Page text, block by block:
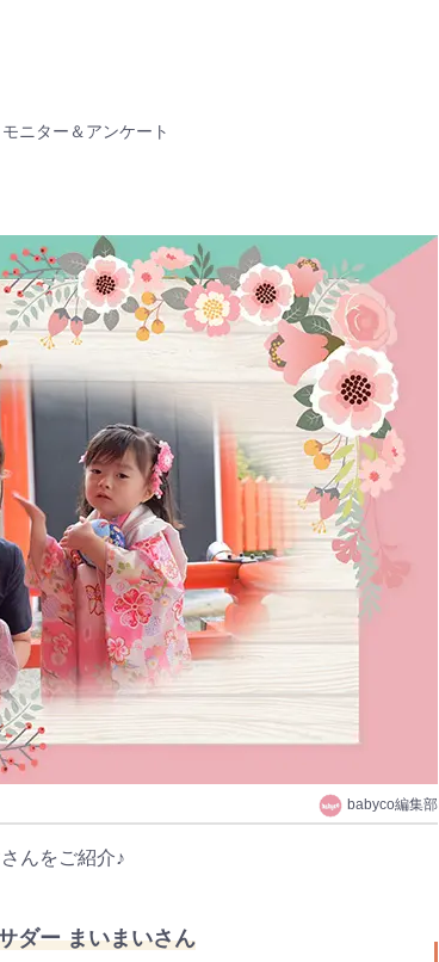
モニター＆アンケート
babyco編集部
んをご紹介♪
ダー まいまいさん